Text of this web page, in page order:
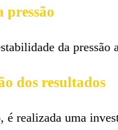
da
dos resultados
é realizada uma